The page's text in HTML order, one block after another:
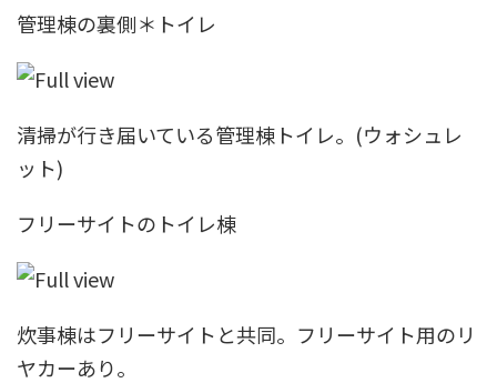
管理棟の裏側＊トイレ
清掃が行き届いている管理棟トイレ。(ウォシュレ
ット)
フリーサイトのトイレ棟
炊事棟はフリーサイトと共同。フリーサイト用のリ
ヤカーあり。